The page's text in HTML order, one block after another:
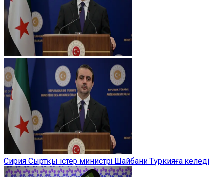
Сирия Сыртқы істер министрі Шайбани Түркияға келеді